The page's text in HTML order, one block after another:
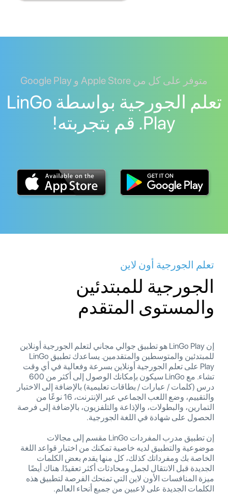
متوفر على كل من Apple Store و Google Play
تعلم الجورجية بواسطة LinGo
Play. قم بتجربته!
تعلم الجورجية أون لاين
الجورجية للمبتدئين
والمستوى المتقدم
إن LinGo Play هو تطبيق جوالي مجاني لتعلم الجورجية أونلاين
للمبتدئين والمتوسطين والمتقدمين. يساعدك تطبيق LinGo
Play على تعلم الجورجية أونلاين بسرعة وفعالية في أي وقت
تشاء. مع LinGo سيكون بإمكانك الوصول إلى أكثر من 600
درس (كلمات / عبارات / بطاقات تعليمية) بالإضافة إلى الاختبار
والتقييم، وضع اللعب الجماعي عبر الإنترنت، 16 نوعًا من
التمارين، والبطولات، والإذاعة والتلفزيون، بالإضافة إلى فرصة
الحصول على شهادة في اللغة الجورجية.
إن تطبيق مدرب المفردات LinGo مقسم إلى مجالات
موضوعية والتطبيق لديه خاصية تمكنك من اختبار قواعد اللغة
الخاصة بك ومفرداتك كذلك، كل منها يقدم بعض الكلمات
الجديدة قبل الانتقال لجمل ومحادثات أكثر تعقيدًا. هناك أيضًا
ميزة المنافسات الأون لاين التي تمنحك الفرصة لتطبيق هذه
الكلمات الجديدة على لاعبين من جميع أنحاء العالم.